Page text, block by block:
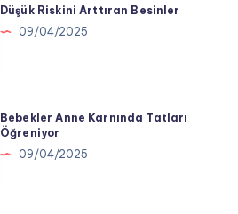
Düşük Riskini Arttıran Besinler
09/04/2025
Bebekler Anne Karnında Tatları
Öğreniyor
09/04/2025